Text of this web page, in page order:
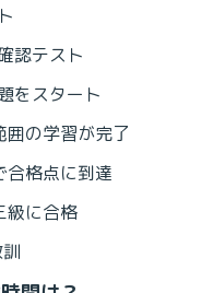
認テスト
をスタート
の学習が完了
合格点に到達
級に合格